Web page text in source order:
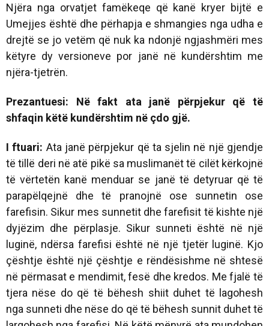
Njëra nga orvatjet famëkeqe që kanë kryer bijtë e
Umejjes është dhe përhapja e shmangies nga udha e
drejtë se jo vetëm që nuk ka ndonjë ngjashmëri mes
këtyre dy versioneve por janë në kundërshtim me
njëra-tjetrën.
Prezantuesi: Në fakt ata janë përpjekur që të
shfaqin këtë kundërshtim në çdo gjë.
I ftuari: Ata janë përpjekur që ta sjelin në një gjendje
të tillë deri në atë pikë sa muslimanët të cilët kërkojnë
të vërtetën kanë menduar se janë të detyruar që të
parapëlqejnë dhe të pranojnë ose sunnetin ose
farefisin. Sikur mes sunnetit dhe farefisit të kishte një
dyjëzim dhe përplasje. Sikur sunneti është në një
luginë, ndërsa farefisi është në një tjetër luginë. Kjo
çështje është një çështje e rëndësishme në shtesë
në përmasat e mendimit, fesë dhe kredos. Me fjalë të
tjera nëse do që të bëhesh shiit duhet të lagohesh
nga sunneti dhe nëse do që të bëhesh sunnit duhet të